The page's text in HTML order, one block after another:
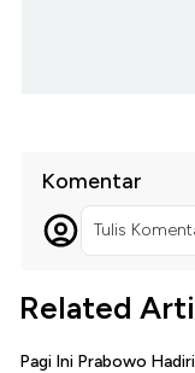
Komentar
Tulis
Related
Pagi Ini Prabowo